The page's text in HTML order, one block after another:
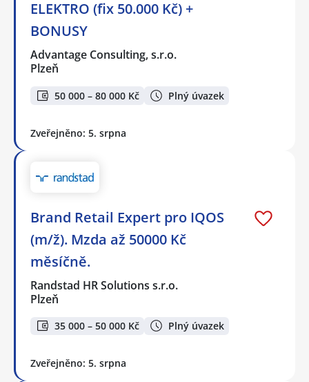
ELEKTRO (fix 50.000 Kč) +
BONUSY
Advantage Consulting, s.r.o.
Plzeň
50 000 – 80 000 Kč Plný úvazek
Zveřejněno: 5. srpna
Brand Retail Expert pro IQOS
(m/ž). Mzda až 50000 Kč
měsíčně.
Randstad HR Solutions s.r.o.
Plzeň
35 000 – 50 000 Kč Plný úvazek
Zveřejněno: 5. srpna